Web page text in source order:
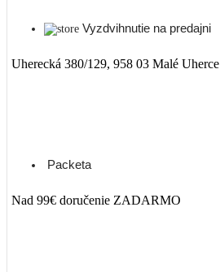
Vyzdvihnutie na predajni
Uherecká 380/129, 958 03 Malé Uherce
Packeta
Nad 99€ doručenie ZADARMO